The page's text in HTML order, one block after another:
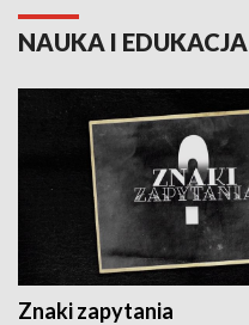
NAUKA I EDUKACJA
Znaki zapytania